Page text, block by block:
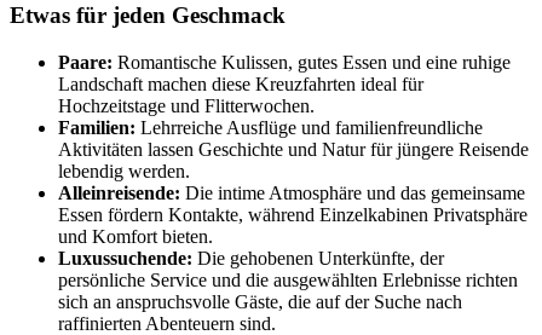
Etwas für jeden Geschmack
Paare: Romantische Kulissen, gutes Essen und eine ruhige
Landschaft machen diese Kreuzfahrten ideal für
Hochzeitstage und Flitterwochen.
Familien: Lehrreiche Ausflüge und familienfreundliche
Aktivitäten lassen Geschichte und Natur für jüngere Reisende
lebendig werden.
Alleinreisende: Die intime Atmosphäre und das gemeinsame
Essen fördern Kontakte, während Einzelkabinen Privatsphäre
und Komfort bieten.
Luxussuchende: Die gehobenen Unterkünfte, der
persönliche Service und die ausgewählten Erlebnisse richten
sich an anspruchsvolle Gäste, die auf der Suche nach
raffinierten Abenteuern sind.